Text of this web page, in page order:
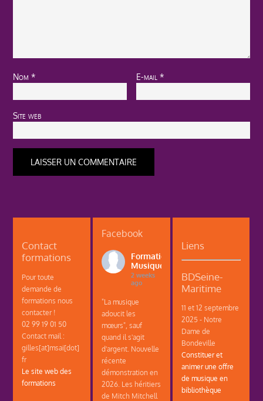
Nom* E-mail*
Site web
Contact
formations
Pour toute
demande de
formations nous
contacter !
02 99 19 01 50
Contact mail :
gilles[at]msai[dot]
fr
Le site web des
formations
Facebook
Formations
Musique
2 weeks
ago
"La musique
adoucit les
mœurs", sauf
quand il s'agit
d'argent. Nouvelle
récente
démonstration en
2026. Les héritiers
de Mitch Mitchell
Liens
BDSeine-
Maritime
11 et 12 septembre
2025 - Notre
Dame de
Bondeville
Constituer et
animer une offre
de musique en
bibliothèque